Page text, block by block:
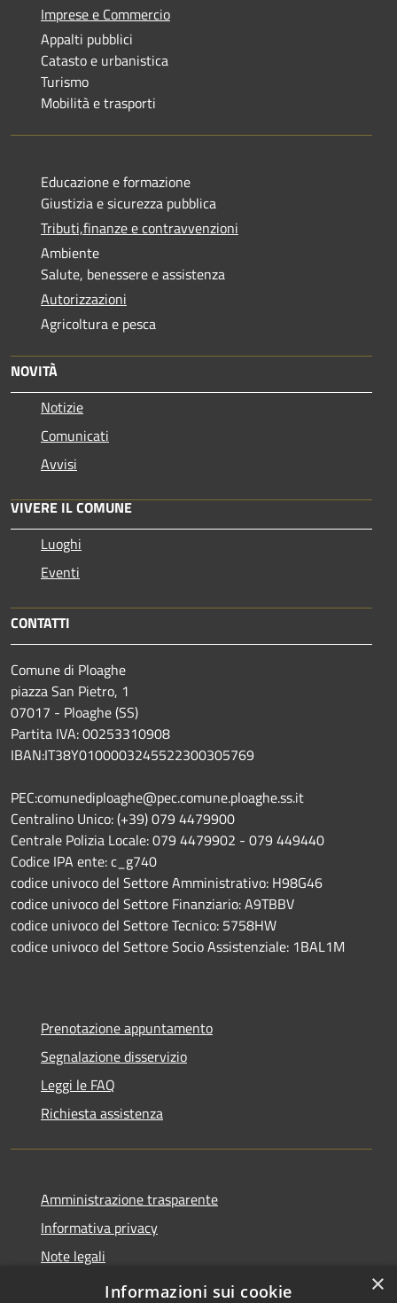
Imprese e Commercio
Appalti pubblici
Catasto e urbanistica
Turismo
Mobilità e trasporti
Educazione e formazione
Giustizia e sicurezza pubblica
Tributi,finanze e contravvenzioni
Ambiente
Salute, benessere e assistenza
Autorizzazioni
Agricoltura e pesca
NOVITÀ
Notizie
Comunicati
Avvisi
VIVERE IL COMUNE
Luoghi
Eventi
CONTATTI
Comune di Ploaghe
piazza San Pietro, 1
07017 - Ploaghe (SS)
Partita IVA: 00253310908
IBAN:IT38Y0100003245522300305769
PEC:comunediploaghe@pec.comune.ploaghe.ss.it
Centralino Unico: (+39) 079 4479900
Centrale Polizia Locale: 079 4479902 - 079 449440
Codice IPA ente: c_g740
codice univoco del Settore Amministrativo: H98G46
codice univoco del Settore Finanziario: A9TBBV
codice univoco del Settore Tecnico: 5758HW
codice univoco del Settore Socio Assistenziale: 1BAL1M
Prenotazione appuntamento
Segnalazione disservizio
Leggi le FAQ
Richiesta assistenza
Amministrazione trasparente
Informativa privacy
Note legali
Dichiarazione di accessibilità
×
Informazioni sui cookie